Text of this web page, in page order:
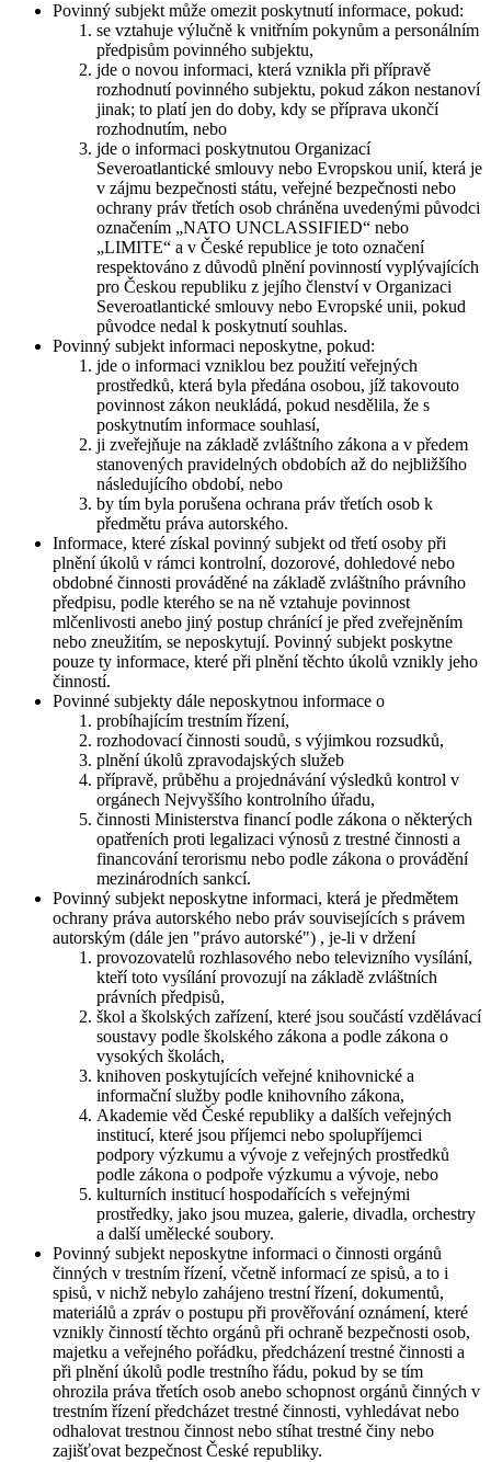
Povinný subjekt může omezit poskytnutí informace, pokud:
se vztahuje výlučně k vnitřním pokynům a personálním
předpisům povinného subjektu,
jde o novou informaci, která vznikla při přípravě
rozhodnutí povinného subjektu, pokud zákon nestanoví
jinak; to platí jen do doby, kdy se příprava ukončí
rozhodnutím, nebo
jde o informaci poskytnutou Organizací
Severoatlantické smlouvy nebo Evropskou unií, která je
v zájmu bezpečnosti státu, veřejné bezpečnosti nebo
ochrany práv třetích osob chráněna uvedenými původci
označením „NATO UNCLASSIFIED“ nebo
„LIMITE“ a v České republice je toto označení
respektováno z důvodů plnění povinností vyplývajících
pro Českou republiku z jejího členství v Organizaci
Severoatlantické smlouvy nebo Evropské unii, pokud
původce nedal k poskytnutí souhlas.
Povinný subjekt informaci neposkytne, pokud:
jde o informaci vzniklou bez použití veřejných
prostředků, která byla předána osobou, jíž takovouto
povinnost zákon neukládá, pokud nesdělila, že s
poskytnutím informace souhlasí,
ji zveřejňuje na základě zvláštního zákona a v předem
stanovených pravidelných obdobích až do nejbližšího
následujícího období, nebo
by tím byla porušena ochrana práv třetích osob k
předmětu práva autorského.
Informace, které získal povinný subjekt od třetí osoby při
plnění úkolů v rámci kontrolní, dozorové, dohledové nebo
obdobné činnosti prováděné na základě zvláštního právního
předpisu, podle kterého se na ně vztahuje povinnost
mlčenlivosti anebo jiný postup chránící je před zveřejněním
nebo zneužitím, se neposkytují. Povinný subjekt poskytne
pouze ty informace, které při plnění těchto úkolů vznikly jeho
činností.
Povinné subjekty dále neposkytnou informace o
probíhajícím trestním řízení,
rozhodovací činnosti soudů, s výjimkou rozsudků,
plnění úkolů zpravodajských služeb
přípravě, průběhu a projednávání výsledků kontrol v
orgánech Nejvyššího kontrolního úřadu,
činnosti Ministerstva financí podle zákona o některých
opatřeních proti legalizaci výnosů z trestné činnosti a
financování terorismu nebo podle zákona o provádění
mezinárodních sankcí.
Povinný subjekt neposkytne informaci, která je předmětem
ochrany práva autorského nebo práv souvisejících s právem
autorským (dále jen "právo autorské") , je-li v držení
provozovatelů rozhlasového nebo televizního vysílání,
kteří toto vysílání provozují na základě zvláštních
právních předpisů,
škol a školských zařízení, které jsou součástí vzdělávací
soustavy podle školského zákona a podle zákona o
vysokých školách,
knihoven poskytujících veřejné knihovnické a
informační služby podle knihovního zákona,
Akademie věd České republiky a dalších veřejných
institucí, které jsou příjemci nebo spolupříjemci
podpory výzkumu a vývoje z veřejných prostředků
podle zákona o podpoře výzkumu a vývoje, nebo
kulturních institucí hospodařících s veřejnými
prostředky, jako jsou muzea, galerie, divadla, orchestry
a další umělecké soubory.
Povinný subjekt neposkytne informaci o činnosti orgánů
činných v trestním řízení, včetně informací ze spisů, a to i
spisů, v nichž nebylo zahájeno trestní řízení, dokumentů,
materiálů a zpráv o postupu při prověřování oznámení, které
vznikly činností těchto orgánů při ochraně bezpečnosti osob,
majetku a veřejného pořádku, předcházení trestné činnosti a
při plnění úkolů podle trestního řádu, pokud by se tím
ohrozila práva třetích osob anebo schopnost orgánů činných v
trestním řízení předcházet trestné činnosti, vyhledávat nebo
odhalovat trestnou činnost nebo stíhat trestné činy nebo
zajišťovat bezpečnost České republiky.